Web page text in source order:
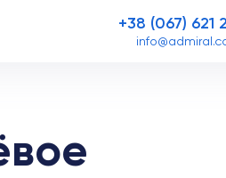
+38 (067) 621